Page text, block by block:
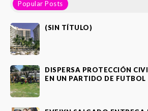
Popular Posts
(SIN TÍTULO)
DISPERSA PROTECCIÓN
EN UN PARTIDO DE FUTBOL